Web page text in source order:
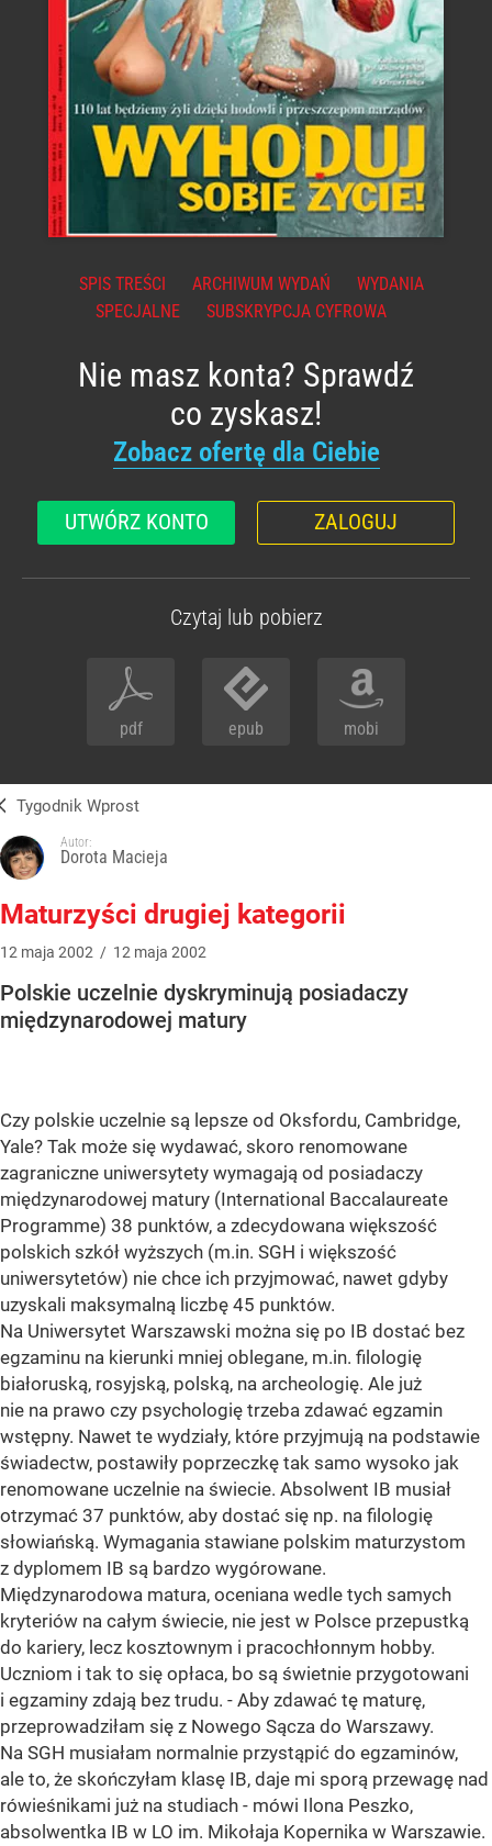
SPIS TREŚCI ARCHIWUM WYDAŃ
WYDANIA
SPECJALNE
SUBSKRYPCJA CYFROWA
Nie masz konta? Sprawdź
co zyskasz!
Zobacz ofertę dla Ciebie
UTWÓRZ KONTO ZALOGUJ
Czytaj lub pobierz
pdf epub mobi
Tygodnik Wprost
Autor:
Dorota Macieja
Maturzyści drugiej kategorii
12 maja 2002 / 12 maja 2002
Polskie uczelnie dyskryminują posiadaczy
międzynarodowej matury
Czy polskie uczelnie są lepsze od Oksfordu, Cambridge,
Yale? Tak może się wydawać, skoro renomowane
zagraniczne uniwersytety wymagają od posiadaczy
międzynarodowej matury (International Baccalaureate
Programme) 38 punktów, a zdecydowana większość
polskich szkół wyższych (m.in. SGH i większość
uniwersytetów) nie chce ich przyjmować, nawet gdyby
uzyskali maksymalną liczbę 45 punktów.
Na Uniwersytet Warszawski można się po IB dostać bez
egzaminu na kierunki mniej oblegane, m.in. filologię
białoruską, rosyjską, polską, na archeologię. Ale już
nie na prawo czy psychologię trzeba zdawać egzamin
wstępny. Nawet te wydziały, które przyjmują na podstawie
świadectw, postawiły poprzeczkę tak samo wysoko jak
renomowane uczelnie na świecie. Absolwent IB musiał
otrzymać 37 punktów, aby dostać się np. na filologię
słowiańską. Wymagania stawiane polskim maturzystom
z dyplomem IB są bardzo wygórowane.
Międzynarodowa matura, oceniana wedle tych samych
kryteriów na całym świecie, nie jest w Polsce przepustką
do kariery, lecz kosztownym i pracochłonnym hobby.
Uczniom i tak to się opłaca, bo są świetnie przygotowani
i egzaminy zdają bez trudu. - Aby zdawać tę maturę,
przeprowadziłam się z Nowego Sącza do Warszawy.
Na SGH musiałam normalnie przystąpić do egzaminów,
ale to, że skończyłam klasę IB, daje mi sporą przewagę nad
rówieśnikami już na studiach - mówi Ilona Peszko,
absolwentka IB w LO im. Mikołaja Kopernika w Warszawie.